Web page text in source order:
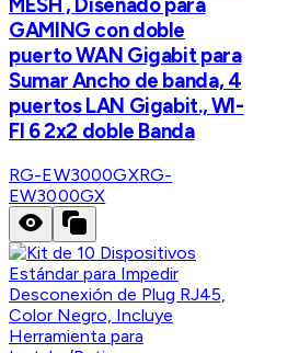
GAMING con doble
puerto WAN Gigabit para
Sumar Ancho de banda, 4
puertos LAN Gigabit., WI-
FI 6 2x2 doble Banda
RG-EW3000GXRG-
EW3000GX